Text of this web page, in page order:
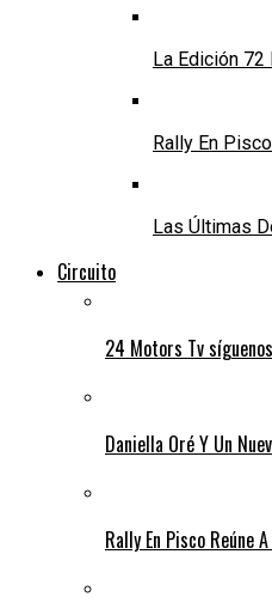
La Edición
Rally En
Las Últimas
Circuito
24 Motors Tv
Daniella Oré Y Un
Rally En Pisco Reúne